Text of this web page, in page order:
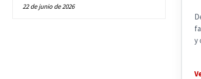
22 de junio de 2026
y